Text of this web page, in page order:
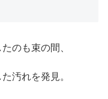
のも束の間、
汚れを発見。